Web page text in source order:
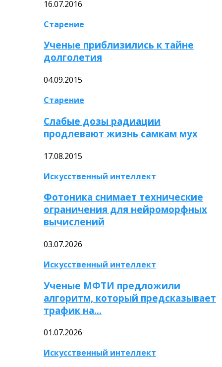
16.07.2016
Старение
Ученые приблизились к тайне
долголетия
04.09.2015
Старение
Слабые дозы радиации
продлевают жизнь самкам мух
17.08.2015
Искусственный интеллект
Фотоника снимает технические
ограничения для нейроморфных
вычислений
03.07.2026
Искусственный интеллект
Ученые МФТИ предложили
алгоритм, который предсказывает
трафик на…
01.07.2026
Искусственный интеллект